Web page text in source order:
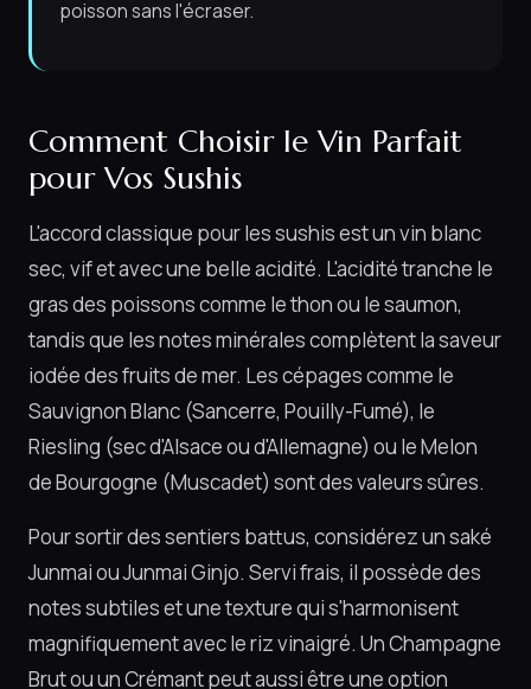
poisson sans l'écraser.
Comment Choisir le Vin Parfait
pour Vos Sushis
L'accord classique pour les sushis est un vin blanc
sec, vif et avec une belle acidité. L'acidité tranche le
gras des poissons comme le thon ou le saumon,
tandis que les notes minérales complètent la saveur
iodée des fruits de mer. Les cépages comme le
Sauvignon Blanc (Sancerre, Pouilly-Fumé), le
Riesling (sec d'Alsace ou d'Allemagne) ou le Melon
de Bourgogne (Muscadet) sont des valeurs sûres.
Pour sortir des sentiers battus, considérez un saké
Junmai ou Junmai Ginjo. Servi frais, il possède des
notes subtiles et une texture qui s'harmonisent
magnifiquement avec le riz vinaigré. Un Champagne
Brut ou un Crémant peut aussi être une option